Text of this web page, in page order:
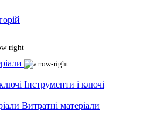
Інструменти і ключі
Витратні матеріали